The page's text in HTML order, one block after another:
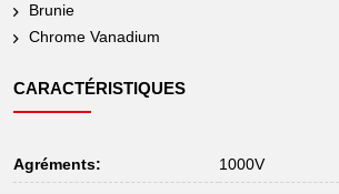
Brunie
Chrome Vanadium
CARACTÉRISTIQUES
Agréments: 1000V